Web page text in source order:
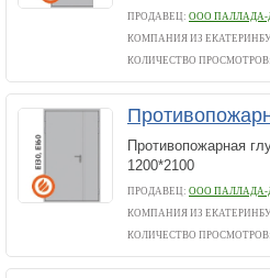
ПРОДАВЕЦ: ООО ПАЛЛАДА-
КОМПАНИЯ ИЗ
КОЛИЧЕСТВО ПРОСМОТРОВ:
Противопожарная
1200*2100
ПРОДАВЕЦ: ООО ПАЛЛАДА-
КОМПАНИЯ ИЗ
КОЛИЧЕСТВО ПРОСМОТРОВ: